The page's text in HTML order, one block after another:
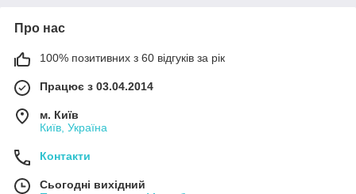
Про нас
100% позитивних з 60 відгуків за рік
Працює з 03.04.2014
м. Київ
Київ, Україна
Контакти
Сьогодні вихідний